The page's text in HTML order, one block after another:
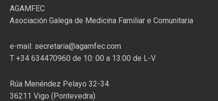
AGAMFEC
Asociación Galega de Medicina Familiar e Comunitaria
e-mail: secretaria@agamfec.com
T +34 634470960 de 10: 00 a 13:00 de L-V
Rúa Menéndez Pelayo 32-34
36211 Vigo (Pontevedra)